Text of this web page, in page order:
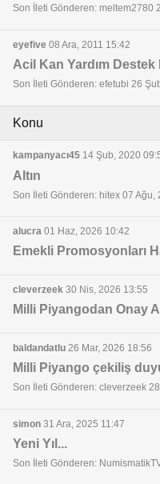
Son İleti Gönderen: meltem2780
eyefive 08 Ara, 2011 15:42
Acil Kan Yardım Destek
Son İleti Gönderen: efetubi 26
Konu
kampanyacı45 14 Şub, 2020
Altın
Son İleti Gönderen: hitex 07 Ağu,
alucra 01 Haz, 2026 10:42
Emekli Promosyonları
cleverzeek 30 Nis, 2026 13:55
Milli Piyangodan Onay
baldandatlu 26 Mar, 2026 18:56
Milli Piyango çekiliş
Son İleti Gönderen: cleverzeek
simon 31 Ara, 2025 11:47
Yeni Yıl...
Son İleti Gönderen: